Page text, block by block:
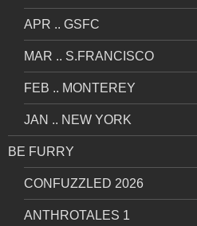
APR .. GSFC
MAR .. S.FRANCISCO
FEB .. MONTEREY
JAN .. NEW YORK
BE FURRY
CONFUZZLED 2026
ANTHROTALES 1